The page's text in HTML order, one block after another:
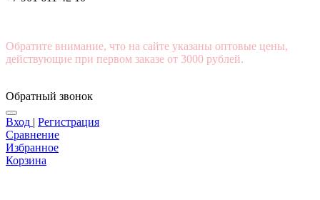
Обратите внимание, что на сайте указаны оптовые цены,
действующие при первом заказе от 3000 рублей.
Обратный звонок
Вход | Регистрация
Сравнение
Избранное
Корзина